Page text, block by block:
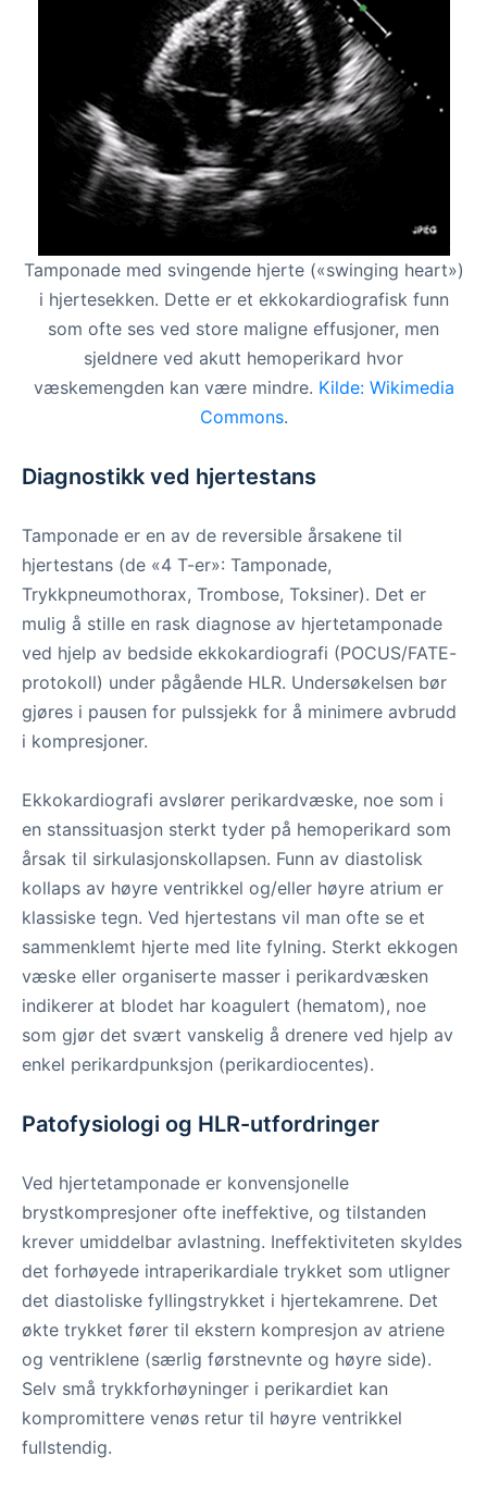
Tamponade med svingende hjerte («swinging heart»)
i hjertesekken. Dette er et ekkokardiografisk funn
som ofte ses ved store maligne effusjoner, men
sjeldnere ved akutt hemoperikard hvor
væskemengden kan være mindre. Kilde: Wikimedia
Commons.
Diagnostikk ved hjertestans
Tamponade er en av de reversible årsakene til
hjertestans (de «4 T-er»: Tamponade,
Trykkpneumothorax, Trombose, Toksiner). Det er
mulig å stille en rask diagnose av hjertetamponade
ved hjelp av bedside ekkokardiografi (POCUS/FATE-
protokoll) under pågående HLR. Undersøkelsen bør
gjøres i pausen for pulssjekk for å minimere avbrudd
i kompresjoner.
Ekkokardiografi avslører perikardvæske, noe som i
en stanssituasjon sterkt tyder på hemoperikard som
årsak til sirkulasjonskollapsen. Funn av diastolisk
kollaps av høyre ventrikkel og/eller høyre atrium er
klassiske tegn. Ved hjertestans vil man ofte se et
sammenklemt hjerte med lite fylning. Sterkt ekkogen
væske eller organiserte masser i perikardvæsken
indikerer at blodet har koagulert (hematom), noe
som gjør det svært vanskelig å drenere ved hjelp av
enkel perikardpunksjon (perikardiocentes).
Patofysiologi og HLR-utfordringer
Ved hjertetamponade er konvensjonelle
brystkompresjoner ofte ineffektive, og tilstanden
krever umiddelbar avlastning. Ineffektiviteten skyldes
det forhøyede intraperikardiale trykket som utligner
det diastoliske fyllingstrykket i hjertekamrene. Det
økte trykket fører til ekstern kompresjon av atriene
og ventriklene (særlig førstnevnte og høyre side).
Selv små trykkforhøyninger i perikardiet kan
kompromittere venøs retur til høyre ventrikkel
fullstendig.